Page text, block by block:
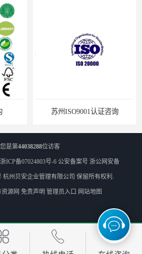
苏州ISO9001认证咨询
ISO9001认证流程
您是第44038288位访客
浙ICP备07024803号-6 公安备案号 浙公网安备
杭州贝安企业管理有限公司 保留所有权利.
资源网 免责声明 管理员入口 网站地图